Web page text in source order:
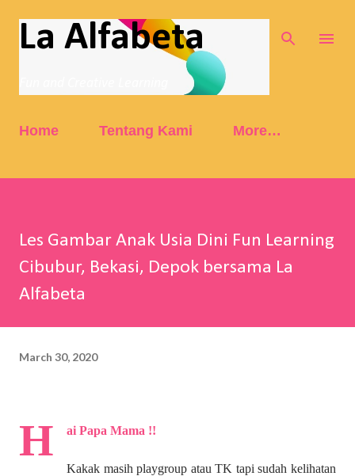
Skip to main content
La Alfabeta
Home Tentang Kami More…
Les Gambar Anak Usia Dini Fun Learning
Cibubur, Bekasi, Depok bersama La
Alfabeta
March 30, 2020
H ai Papa Mama !!
Kakak masih playgroup atau TK tapi sudah kelihatan